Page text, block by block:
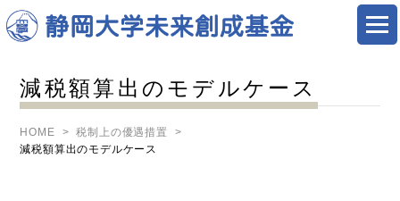
減税額算出のモデルケース
HOME
税制上の優遇措置
減税額算出のモデルケース